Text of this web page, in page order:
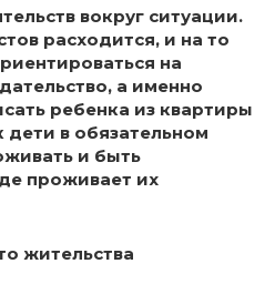
вокруг ситуации.
расходится, и на то
на
а именно
ребенка из квартиры
дети в обязательном
и быть
проживает их
жительства